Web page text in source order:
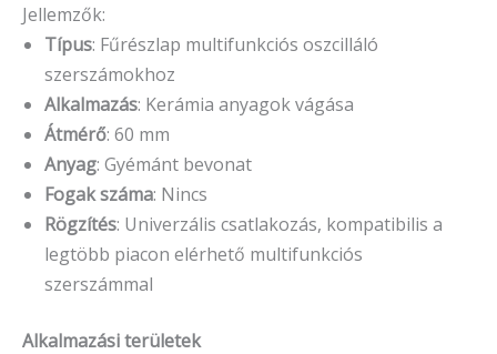
Jellemzők:
Típus: Fűrészlap multifunkciós oszcilláló
szerszámokhoz
Alkalmazás: Kerámia anyagok vágása
Átmérő: 60 mm
Anyag: Gyémánt bevonat
Fogak száma: Nincs
Rögzítés: Univerzális csatlakozás, kompatibilis a
legtöbb piacon elérhető multifunkciós
szerszámmal
Alkalmazási területek